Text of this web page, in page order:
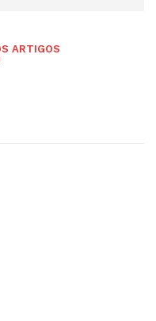
ARTIGOS